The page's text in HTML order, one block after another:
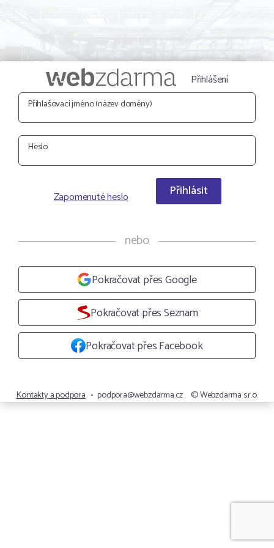
Přihlášení
Přihlašovací jméno (název domény)
Heslo
Zapomenuté heslo Přihlásit
nebo
Pokračovat přes Google
Pokračovat přes Seznam
Pokračovat přes Facebook
Kontakty a podpora • podpora@webzdarma.cz © Webzdarma s.r.o.